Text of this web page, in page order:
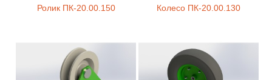
Ролик ПК-20.00.150 Колесо ПК-20.00.130